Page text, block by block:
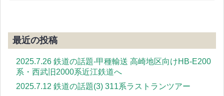
最近の投稿
2025.7.26 鉄道の話題-甲種輸送 高崎地区向けHB-E200
系・西武旧2000系近江鉄道へ
2025.7.12 鉄道の話題(3) 311系ラストランツアー